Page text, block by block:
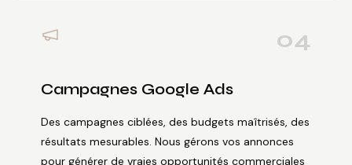
04
Campagnes Google Ads
Des campagnes ciblées, des budgets maîtrisés, des
résultats mesurables. Nous gérons vos annonces
pour générer de vraies opportunités commerciales